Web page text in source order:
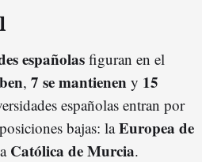
españolas figuran en el
, 7 se mantienen y 15
españolas entran por
bajas: laEuropea de
Católica de Murcia.